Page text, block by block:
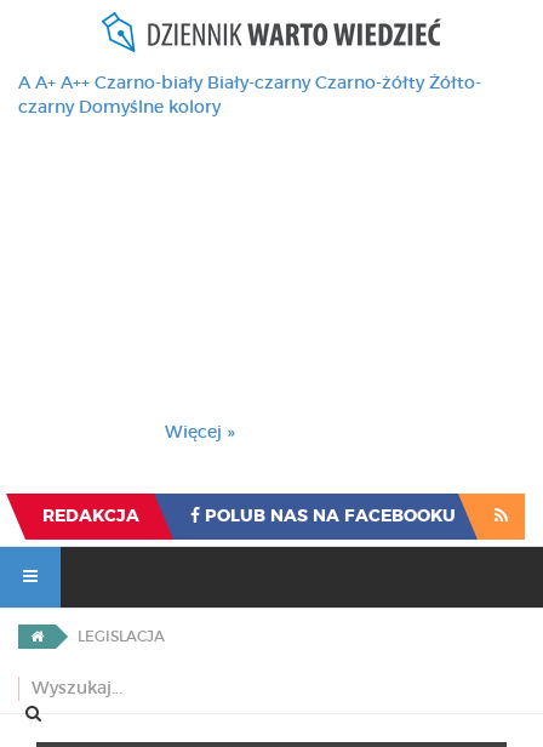
A A+ A++ Czarno-biały Biały-czarny Czarno-żółty Żółto-
czarny Domyślne kolory
Więcej »
REDAKCJA POLUB NAS NA FACEBOOKU
LEGISLACJA